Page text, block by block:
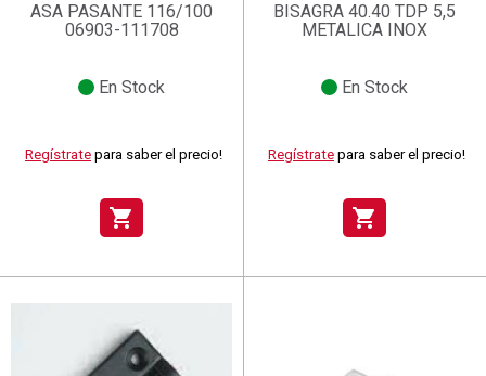
ASA PASANTE 116/100
06903-111708
En Stock
Regístrate para saber el precio!
shopping_cart
BISAGRA 40.40 TDP 5,5
METALICA INOX
En Stock
Regístrate para saber el precio!
shopping_cart